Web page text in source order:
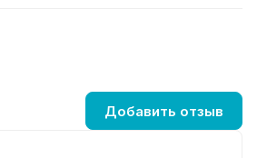
Добавить отзыв